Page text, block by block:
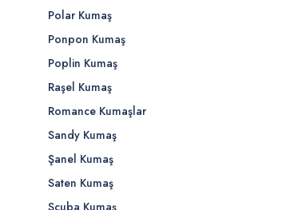
Polar Kumaş
Ponpon Kumaş
Poplin Kumaş
Raşel Kumaş
Romance Kumaşlar
Sandy Kumaş
Şanel Kumaş
Saten Kumaş
Scuba Kumaş